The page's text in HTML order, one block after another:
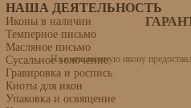
На выполненную икону
НАША ДЕЯТЕЛЬНОСТЬ
Иконы в наличии
Темперное письмо
Масляное письмо
Сусальное золочение
Гравировка и роспись
Киоты для икон
Упаковка и освящение